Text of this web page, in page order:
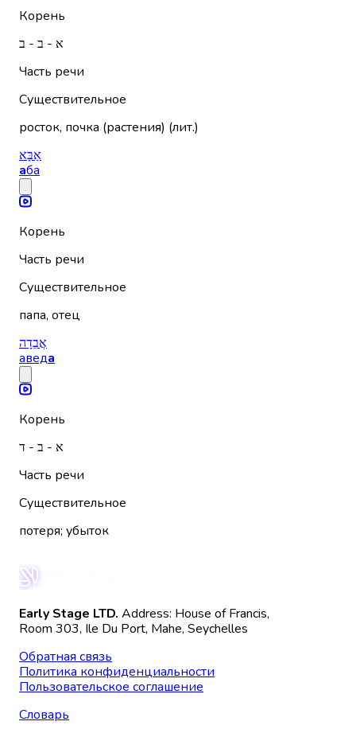
Корень
א - ב - ב
Часть речи
Существительное
росток, почка (растения) (лит.)
אַבָּא
аба
Корень
Часть речи
Существительное
папа, отец
אֲבֵדָה
аведа
Корень
א - ב - ד
Часть речи
Существительное
потеря; убыток
Early Stage LTD. Address: House of Francis,
Room 303, Ile Du Port, Mahe, Seychelles
Обратная связь
Политика конфиденциальности
Пользовательское соглашение
Словарь